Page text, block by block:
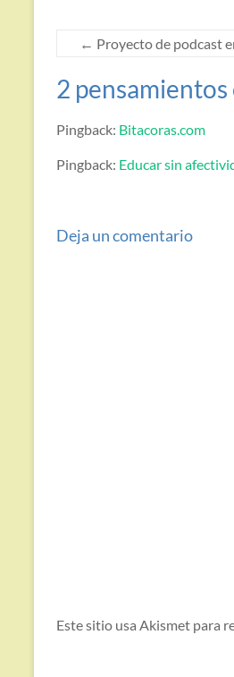
← Proyecto de podcast
2 pensamientos
Pingback: Bitacoras.com
Pingback: Educar sin
Deja un comentario
Este sitio usa Akismet para